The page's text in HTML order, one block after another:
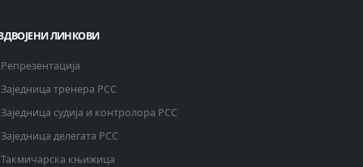
ЛИНКОВИ
Репрезентација
Заједница тренера РСС
Заједница судија и контролора РСС
Заједница делегата РСС
Такмичарска књижица